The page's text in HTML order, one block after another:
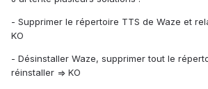
- Supprimer le répertoire TTS de Waze et
KO
- Désinstaller Waze, supprimer tout le
réinstaller => KO